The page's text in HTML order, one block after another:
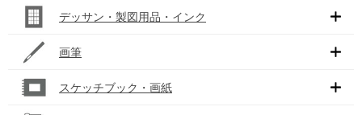
デッサン・製図用品・インク
画筆
スケッチブック・画紙